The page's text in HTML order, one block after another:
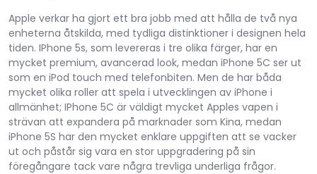
Apple verkar ha gjort ett bra jobb med att hålla de två nya
enheterna åtskilda, med tydliga distinktioner i designen hela
tiden. IPhone 5s, som levereras i tre olika färger, har en
mycket premium, avancerad look, medan iPhone 5C ser ut
som en iPod touch med telefonbiten. Men de har båda
mycket olika roller att spela i utvecklingen av iPhone i
allmänhet; IPhone 5C är väldigt mycket Apples vapen i
strävan att expandera på marknader som Kina, medan
iPhone 5S har den mycket enklare uppgiften att se vacker
ut och påstår sig vara en stor uppgradering på sin
föregångare tack vare några trevliga underliga frågor.